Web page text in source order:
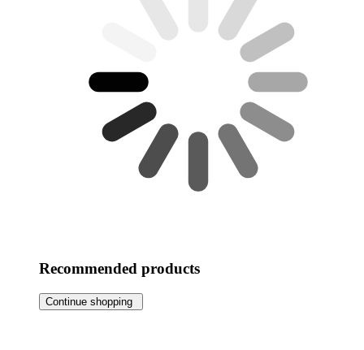
Recommended products
Continue shopping